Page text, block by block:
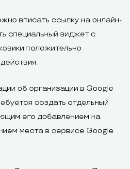
вписать ссылку на онлайн-
специальный виджет с
положительно
об организации в Google
создать отдельный
его добавлением на
места в сервисе Google